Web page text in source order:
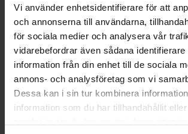
Vi använder enhetsidentifierare för att
och annonserna till användarna,
för sociala medier och analysera vår
vidarebefordrar även sådana identifierare
information från din enhet till de sociala
annons- och analysföretag som vi
Dessa kan i sin tur kombinera
information som du har tillhandahållit
Beskrivning
Läs alltid bipacksedeln innan
användning.
EAN:07046261272407